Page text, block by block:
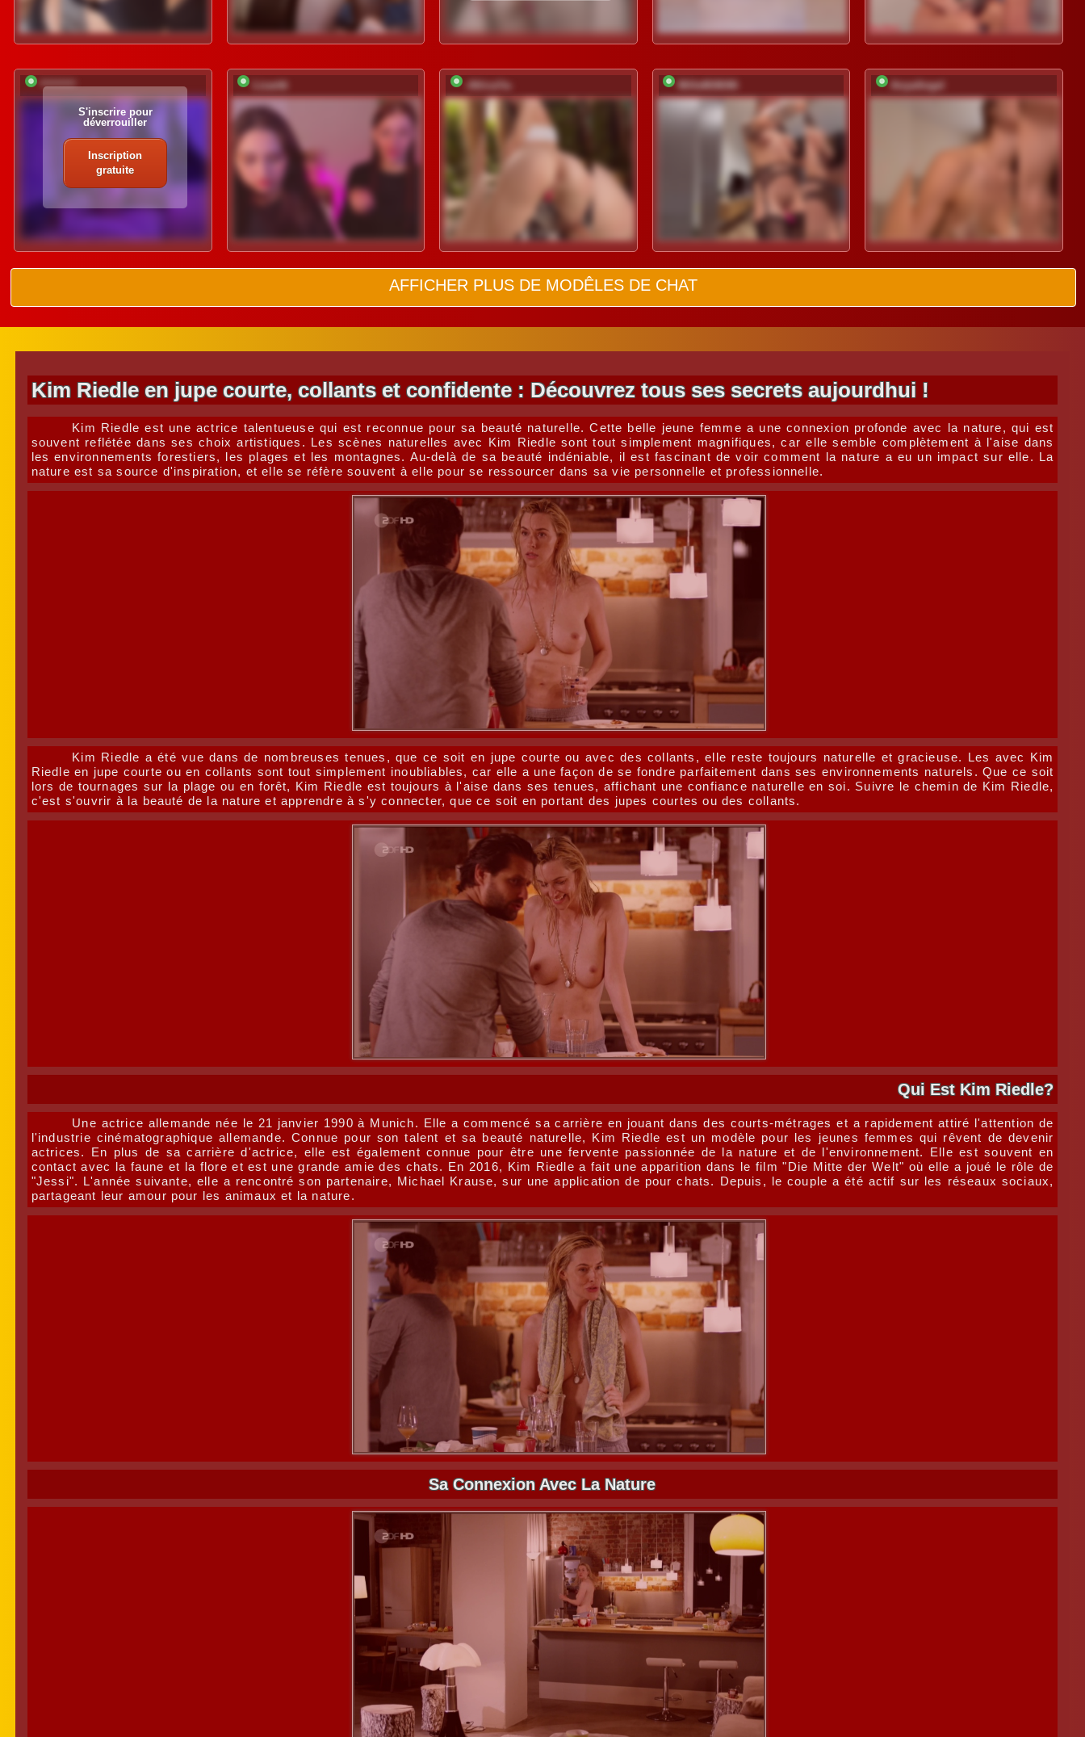
*********
S'inscrire pour
déverrouiller
Inscription
gratuite
Lizarttt -AfricaYa- MilleMiMiMi AnyaAngel
AFFICHER PLUS DE MODÊLES DE CHAT
Kim Riedle en jupe courte, collants et confidente : Découvrez tous ses secrets aujourdhui !
Kim Riedle est une actrice talentueuse qui est reconnue pour sa beauté naturelle. Cette belle jeune femme a une connexion profonde avec la nature, qui est
souvent reflétée dans ses choix artistiques. Les scènes naturelles avec Kim Riedle sont tout simplement magnifiques, car elle semble complètement à l'aise dans
les environnements forestiers, les plages et les montagnes. Au-delà de sa beauté indéniable, il est fascinant de voir comment la nature a eu un impact sur elle. La
nature est sa source d'inspiration, et elle se réfère souvent à elle pour se ressourcer dans sa vie personnelle et professionnelle.
Kim Riedle a été vue dans de nombreuses tenues, que ce soit en jupe courte ou avec des collants, elle reste toujours naturelle et gracieuse. Les avec Kim
Riedle en jupe courte ou en collants sont tout simplement inoubliables, car elle a une façon de se fondre parfaitement dans ses environnements naturels. Que ce soit
lors de tournages sur la plage ou en forêt, Kim Riedle est toujours à l'aise dans ses tenues, affichant une confiance naturelle en soi. Suivre le chemin de Kim Riedle,
c'est s'ouvrir à la beauté de la nature et apprendre à s'y connecter, que ce soit en portant des jupes courtes ou des collants.
Qui Est Kim Riedle?
Une actrice allemande née le 21 janvier 1990 à Munich. Elle a commencé sa carrière en jouant dans des courts-métrages et a rapidement attiré l'attention de
l'industrie cinématographique allemande. Connue pour son talent et sa beauté naturelle, Kim Riedle est un modèle pour les jeunes femmes qui rêvent de devenir
actrices. En plus de sa carrière d'actrice, elle est également connue pour être une fervente passionnée de la nature et de l'environnement. Elle est souvent en
contact avec la faune et la flore et est une grande amie des chats. En 2016, Kim Riedle a fait une apparition dans le film "Die Mitte der Welt" où elle a joué le rôle de
"Jessi". L'année suivante, elle a rencontré son partenaire, Michael Krause, sur une application de pour chats. Depuis, le couple a été actif sur les réseaux sociaux,
partageant leur amour pour les animaux et la nature.
Sa Connexion Avec La Nature